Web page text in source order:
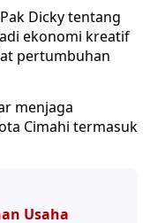
Dicky tentang
ekonomi kreatif
pertumbuhan
menjaga
Cimahi termasuk
Usaha